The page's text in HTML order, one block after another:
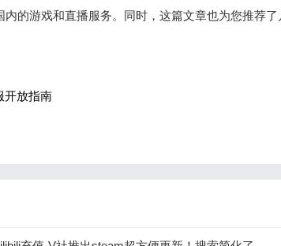
的游戏和直播服务。同时，这篇文章也为您推荐了
开放指南